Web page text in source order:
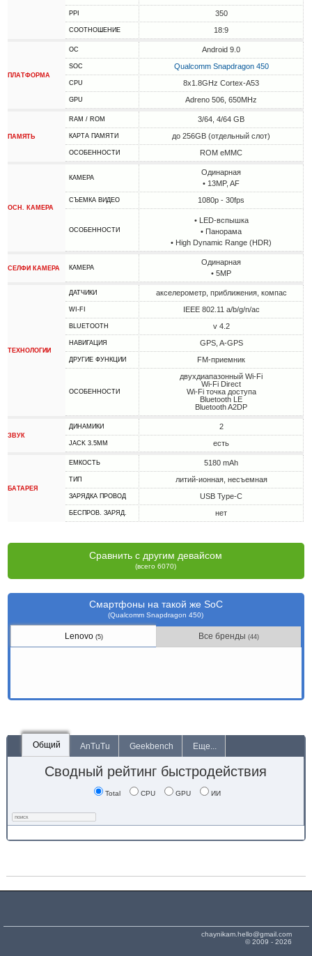
PPI 350
СООТНОШЕНИЕ 18:9
ПЛАТФОРМА
ОС Android 9.0
SOC Qualcomm Snapdragon 450
CPU 8x1.8GHz Cortex-A53
GPU Adreno 506, 650MHz
ПАМЯТЬ
RAM / ROM 3/64, 4/64 GB
КАРТА ПАМЯТИ до 256GB (отдельный слот)
ОСОБЕННОСТИ ROM eMMC
ОСН. КАМЕРА
КАМЕРА
Одинарная
• 13MP, AF
СЪЕМКА ВИДЕО 1080p - 30fps
ОСОБЕННОСТИ
• LED-вспышка
• Панорама
• High Dynamic Range (HDR)
СЕЛФИ КАМЕРА КАМЕРА
Одинарная
• 5MP
ТЕХНОЛОГИИ
ДАТЧИКИ акселерометр, приближения, компас
WI-FI IEEE 802.11 a/b/g/n/ac
BLUETOOTH v 4.2
НАВИГАЦИЯ GPS, A-GPS
ДРУГИЕ ФУНКЦИИ FM-приемник
ОСОБЕННОСТИ
двухдиапазонный Wi-Fi
Wi-Fi Direct
Wi-Fi точка доступа
Bluetooth LE
Bluetooth A2DP
ЗВУК
ДИНАМИКИ 2
JACK 3.5MM есть
БАТАРЕЯ
ЕМКОСТЬ 5180 mAh
ТИП литий-ионная, несъемная
ЗАРЯДКА ПРОВОД USB Type-C
БЕСПРОВ. ЗАРЯД. нет
Сравнить с другим девайсом
(всего 6070)
Смартфоны на такой же SoC
(Qualcomm Snapdragon 450)
Lenovo (5) Все бренды(44)
Общий AnTuTu Geekbench Еще...
Сводный рейтинг быстродействия
Total CPU GPU ИИ
chaynikam.hello@gmail.com
© 2009 - 2026